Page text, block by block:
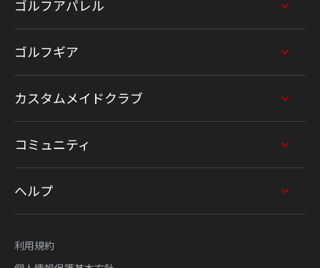
ゴルフアパレル
ゴルフギア
カスタムメイドクラブ
コミュニティ
ヘルプ
利用規約